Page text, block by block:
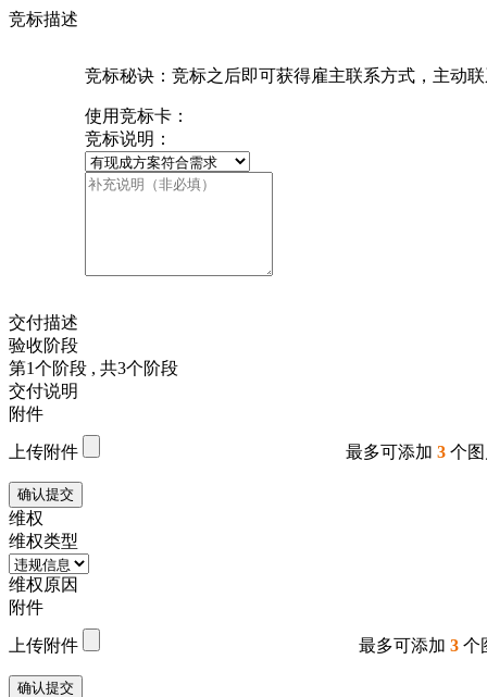
竞标描述
竞标秘诀：竞标之后即可获得雇主联系方式，主动
使用竞标卡：
竞标说明：
交付描述
验收阶段
第1个阶段 , 共3个阶段
交付说明
附件
上传附件 最多可添加 3 个
确认提交
维权
维权类型
维权原因
附件
上传附件 最多可添加 3 个
确认提交